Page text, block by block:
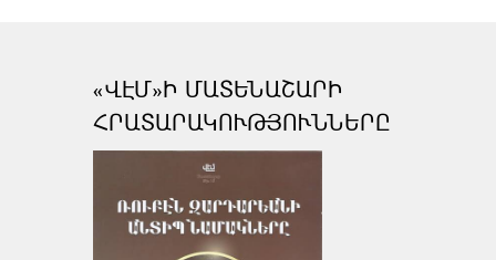
«ՎԷՄ»Ի ՄԱՏԵՆԱՇԱՐԻ
ՀՐԱՏԱՐԱԿՈՒԹՅՈՒՆՆԵՐԸ